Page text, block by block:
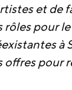
et de
rôles pour
à
offres pour